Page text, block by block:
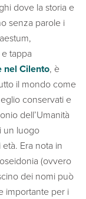
dove la storia e
senza parole i
e tappa
nel Cilento, è
il mondo come
conservati e
dell’Umanità
un luogo
Era nota in
(ovvero
dei nomi può
importante per i